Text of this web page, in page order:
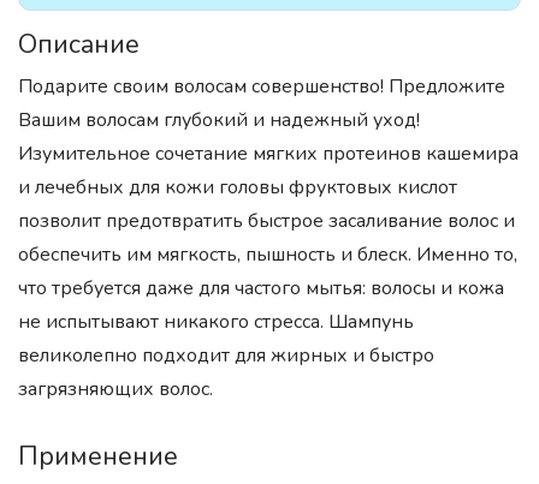
Описание
Подарите своим волосам совершенство! Предложите
Вашим волосам глубокий и надежный уход!
Изумительное сочетание мягких протеинов кашемира
и лечебных для кожи головы фруктовых кислот
позволит предотвратить быстрое засаливание волос и
обеспечить им мягкость, пышность и блеск. Именно то,
что требуется даже для частого мытья: волосы и кожа
не испытывают никакого стресса. Шампунь
великолепно подходит для жирных и быстро
загрязняющих волос.
Применение